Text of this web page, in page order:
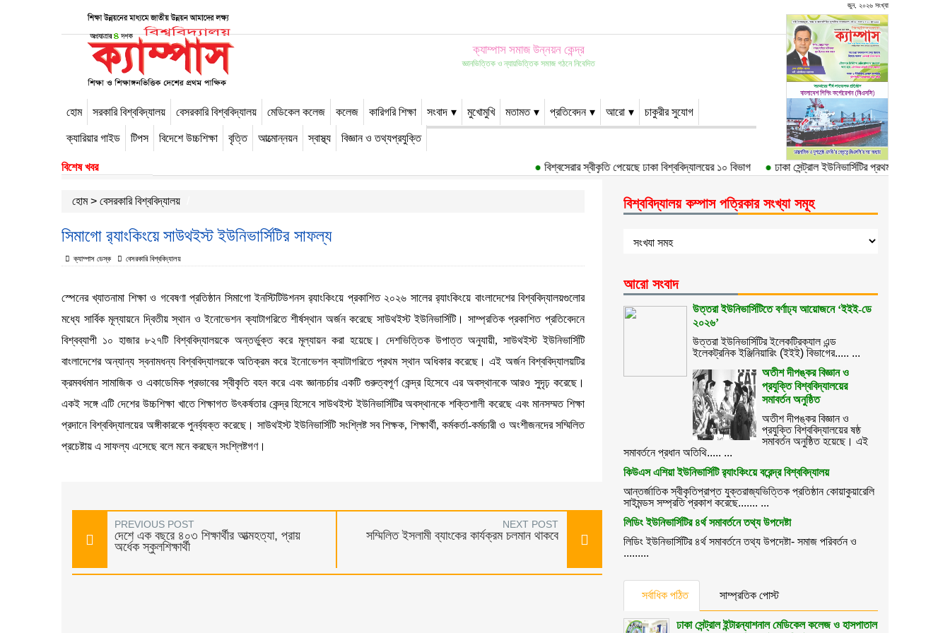
ক্যাম্পাস সমাজ উন্নয়ন কেন্দ্র
জ্ঞানভিত্তিক ও ন্যায়ভিত্তিক সমাজ গঠনে নিবেদিত
জুন, ২০২৬ সংখ্যা
হোম সরকারি বিশ্ববিদ্যালয় বেসরকারি বিশ্ববিদ্যালয় মেডিকেল কলেজ কলেজ কারিগরি শিক্ষা সংবাদ মুখোমুখি মতামত প্রতিবেদন আরো চাকুরীর সুযোগ
ক্যারিয়ার গাইড টিপস বিদেশে উচ্চশিক্ষা বৃত্তি আত্মোন্নয়ন স্বাস্থ্য বিজ্ঞান ও তথ্যপ্রযুক্তি
-->
বিশেষ খবর বিশ্বসেরার স্বীকৃতি পেয়েছে ঢাকা বিশ্ববিদ্যালয়ের ১০ বিভাগ ঢাকা সেন্ট্রাল ইউনিভার্সিটির প্রথম উপাচার্য ড.
হোম> বেসরকারি বিশ্ববিদ্যালয়
সিমাগো র‌্যাংকিংয়ে সাউথইস্ট ইউনিভার্সিটির সাফল্য
ক্যাম্পাস ডেস্ক বেসরকারি বিশ্ববিদ্যালয়
স্পেনের খ্যাতনামা শিক্ষা ও গবেষণা প্রতিষ্ঠান সিমাগো ইনস্টিটিউশনস র‌্যাংকিংয়ে প্রকাশিত ২০২৬ সালের র‌্যাংকিংয়ে বাংলাদেশের বিশ্ববিদ্যালয়গুলোর
মধ্যে সার্বিক মূল্যায়নে দ্বিতীয় স্থান ও ইনোভেশন ক্যাটাগরিতে শীর্ষস্থান অর্জন করেছে সাউথইস্ট ইউনিভার্সিটি। সাম্প্রতিক প্রকাশিত প্রতিবেদনে
বিশ্বব্যাপী ১০ হাজার ৮২৭টি বিশ্ববিদ্যালয়কে অন্তর্ভুক্ত করে মূল্যায়ন করা হয়েছে। দেশভিত্তিক উপাত্ত অনুযায়ী, সাউথইস্ট ইউনিভার্সিটি
বাংলাদেশের অন্যান্য স্বনামধন্য বিশ্ববিদ্যালয়কে অতিক্রম করে ইনোভেশন ক্যাটাগরিতে প্রথম স্থান অধিকার করেছে। এই অর্জন বিশ্ববিদ্যালয়টির
ক্রমবর্ধমান সামাজিক ও একাডেমিক প্রভাবের স্বীকৃতি বহন করে এবং জ্ঞানচর্চার একটি গুরুত্বপূর্ণ কেন্দ্র হিসেবে এর অবস্থানকে আরও সুদৃঢ় করেছে।
একই সঙ্গে এটি দেশের উচ্চশিক্ষা খাতে শিক্ষাগত উৎকর্ষতার কেন্দ্র হিসেবে সাউথইস্ট ইউনিভার্সিটির অবস্থানকে শক্তিশালী করেছে এবং মানসম্মত শিক্ষা
প্রদানে বিশ্ববিদ্যালয়ের অঙ্গীকারকে পুনর্ব্যক্ত করেছে। সাউথইস্ট ইউনিভার্সিটি সংশ্লিষ্ট সব শিক্ষক, শিক্ষার্থী, কর্মকর্তা-কর্মচারী ও অংশীজনদের সম্মিলিত
প্রচেষ্টায় এ সাফল্য এসেছে বলে মনে করছেন সংশ্লিষ্টগণ।
PREVIOUS POST
দেশে এক বছরে ৪০৩ শিক্ষার্থীর আত্মহত্যা, প্রায়
অর্ধেক স্কুলশিক্ষার্থী
NEXT POST
সম্মিলিত ইসলামী ব্যাংকের কার্যক্রম চলমান থাকবে
বিশ্ববিদ্যালয় কম্পাস পত্রিকার সংখ্যা সমূহ
আরো সংবাদ
উত্তরা ইউনিভার্সিটিতে বর্ণাঢ্য আয়োজনে ‘ইইই-ডে
২০২৬’
উত্তরা ইউনিভার্সিটির ইলেকট্রিক্যাল এন্ড
ইলেকট্রনিক ইঞ্জিনিয়ারিং (ইইই) বিভাগের..... ...
অতীশ দীপঙ্কর বিজ্ঞান ও
প্রযুক্তি বিশ্ববিদ্যালয়ের
সমাবর্তন অনুষ্ঠিত
অতীশ দীপঙ্কর বিজ্ঞান ও
প্রযুক্তি বিশ্ববিদ্যালয়ের ষষ্ঠ
সমাবর্তন অনুষ্ঠিত হয়েছে। এই
সমাবর্তনে প্রধান অতিথি..... ...
কিউএস এশিয়া ইউনিভার্সিটি র‌্যাংকিংয়ে বরেন্দ্র বিশ্ববিদ্যালয়
আন্তর্জাতিক স্বীকৃতিপ্রাপ্ত যুক্তরাজ্যভিত্তিক প্রতিষ্ঠান কোয়াকুয়ারেলি
সাইমন্ডস সম্প্রতি প্রকাশ করেছে....... ...
লিডিং ইউনিভার্সিটির ৪র্থ সমাবর্তনে তথ্য উপদেষ্টা
লিডিং ইউনিভার্সিটির ৪র্থ সমাবর্তনে তথ্য উপদেষ্টা- সমাজ পরিবর্তন ও
.........
সর্বাধিক পঠিত সাম্প্রতিক পোস্ট
ঢাকা সেন্ট্রাল ইন্টারন্যাশনাল মেডিকেল কলেজ ও হাসপাতাল